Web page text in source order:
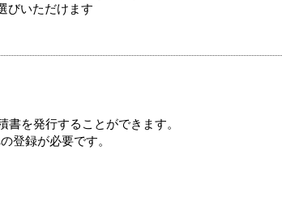
びいただけます
を発行することができます。
登録が必要です。